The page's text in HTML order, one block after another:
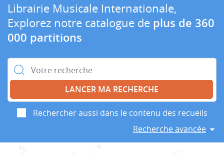
Librairie Musicale Internationale,
Explorez notre catalogue de plus de 360
000 partitions
Rechercher :
Rechercher aussi dans le contenu des recueils
Recherche avancée